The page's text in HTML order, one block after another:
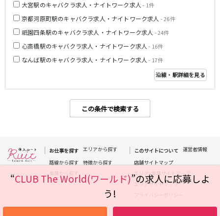
大宮駅のキャバクラ求人・ナイトワーク求人 - 1件
京都河原町駅のキャバクラ求人・ナイトワーク求人 - 26件
祇園四条駅のキャバクラ求人・ナイトワーク求人 - 24件
心斎橋駅のキャバクラ求人・ナイトワーク求人 - 16件
なんば駅のキャバクラ求人・ナイトワーク求人 - 17件
沿線・駅詳細を見る
この条件で検索する
姫路駅
JR大阪環状線
大阪駅
京橋駅
天満駅
弁天町駅
扇町駅
近鉄難波線
近鉄日本橋駅 布施駅
お仕事を探す エリアから探す
路線から探す
特徴から探す
このサイトについて
運営者情報
店舗サイトマップ
エリアx業種サイトマップ
エリアサイトマップ
“CLUB The World(ワールド)”の求人に応募しよ
う!